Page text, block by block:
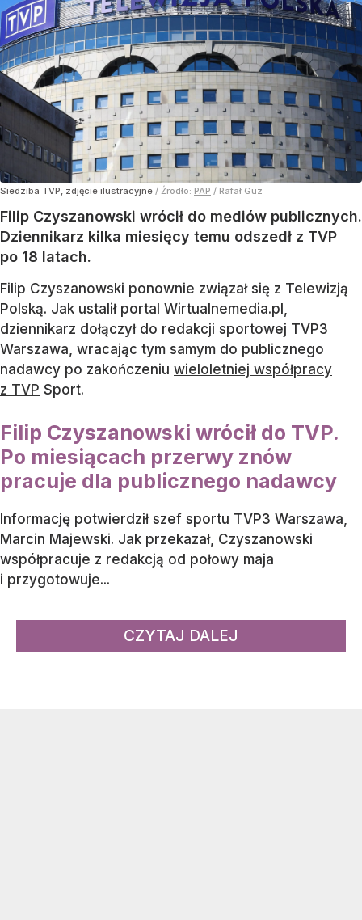
Siedziba TVP, zdjęcie ilustracyjne / Źródło: PAP / Rafał Guz
Filip Czyszanowski wrócił do mediów publicznych.
Dziennikarz kilka miesięcy temu odszedł z TVP
po 18 latach.
Filip Czyszanowski ponownie związał się z Telewizją
Polską. Jak ustalił portal Wirtualnemedia.pl,
dziennikarz dołączył do redakcji sportowej TVP3
Warszawa, wracając tym samym do publicznego
nadawcy po zakończeniu wieloletniej współpracy
z TVP Sport.
Filip Czyszanowski wrócił do TVP.
Po miesiącach przerwy znów
pracuje dla publicznego nadawcy
Informację potwierdził szef sportu TVP3 Warszawa,
Marcin Majewski. Jak przekazał, Czyszanowski
współpracuje z redakcją od połowy maja
i przygotowuje...
CZYTAJ DALEJ